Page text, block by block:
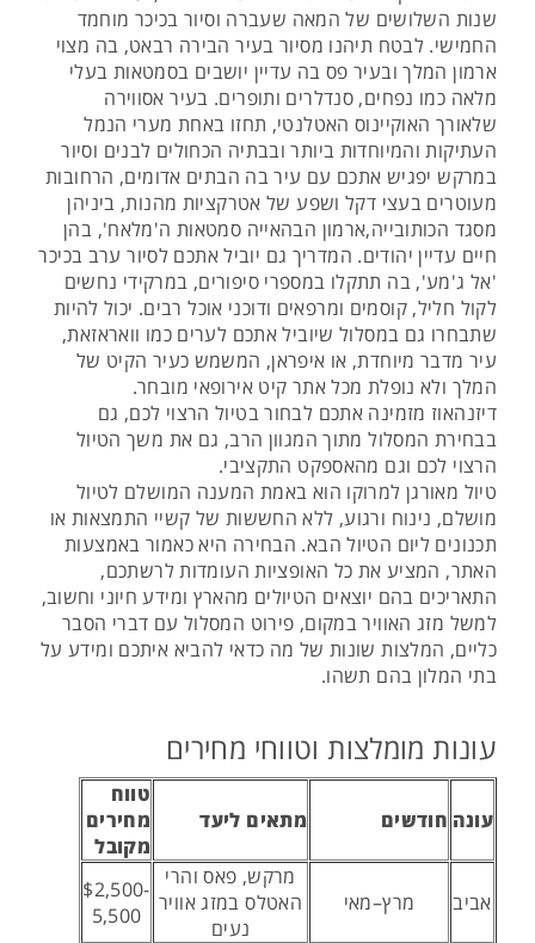
שנות השלושים של המאה שעברה וסיור בכיכר מוחמד
החמישי. לבטח תיהנו מסיור בעיר הבירה רבאט, בה מצוי
ארמון המלך ובעיר פס בה עדיין יושבים בסמטאות בעלי
מלאה כמו נפחים, סנדלרים ותופרים. בעיר אסווירה
שלאורך האוקיינוס האטלנטי, תחזו באחת מערי הנמל
העתיקות והמיוחדות ביותר ובבתיה הכחולים לבנים וסיור
במרקש יפגיש אתכם עם עיר בה הבתים אדומים, הרחובות
מעוטרים בעצי דקל ושפע של אטרקציות מהנות, ביניהן
מסגד הכותובייה,ארמון הבהאייה סמטאות ה'מלאח', בהן
חיים עדיין יהודים. המדריך גם יוביל אתכם לסיור ערב בכיכר
'אל ג'מע', בה תתקלו במספרי סיפורים, במרקידי נחשים
לקול חליל, קוסמים ומרפאים ודוכני אוכל רבים. יכול להיות
שתבחרו גם במסלול שיוביל אתכם לערים כמו וואראזאת,
עיר מדבר מיוחדת, או איפראן, המשמש כעיר הקיט של
המלך ולא נופלת מכל אתר קיט אירופאי מובחר.
דיזנהאוז מזמינה אתכם לבחור בטיול הרצוי לכם, גם
בבחירת המסלול מתוך המגוון הרב, גם את משך הטיול
הרצוי לכם וגם מהאספקט התקציבי.
טיול מאורגן למרוקו הוא באמת המענה המושלם לטיול
מושלם, נינוח ורגוע, ללא החששות של קשיי התמצאות או
תכנונים ליום הטיול הבא. הבחירה היא כאמור באמצעות
האתר, המציע את כל האופציות העומדות לרשתכם,
התאריכים בהם יוצאים הטיולים מהארץ ומידע חיוני וחשוב,
למשל מזג האוויר במקום, פירוט המסלול עם דברי הסבר
כליים, המלצות שונות של מה כדאי להביא איתכם ומידע על
בתי המלון בהם תשהו.
עונות מומלצות וטווחי מחירים
עונה חודשים מתאים ליעד
טווח
מחירים
מקובל
אביב מרץ–מאי
מרקש, פאס והרי
האטלס במזג אוויר
נעים
$2,500-
5,500